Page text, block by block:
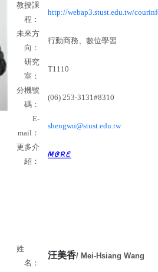
教授課
程：
http://webap3.stust.edu.tw/
未來方
向：
行動商務、數位學習
研究
室：
T1110
分機號
碼：
(06) 253-3131#8310
E-
mail ：
shengwu@stust.edu.tw
更多介
紹：
姓
名：
汪美香/ Mei-Hsiang Wang